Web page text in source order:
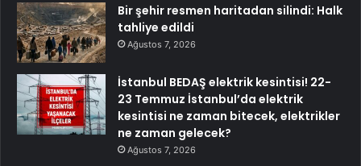
Bir şehir resmen haritadan silindi: Halk
tahliye edildi
Ağustos 7, 2026
İstanbul BEDAŞ elektrik kesintisi! 22-
23 Temmuz İstanbul’da elektrik
kesintisi ne zaman bitecek, elektrikler
ne zaman gelecek?
Ağustos 7, 2026